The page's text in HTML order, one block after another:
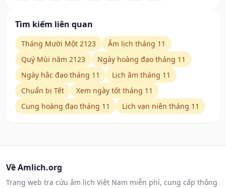
Tìm kiếm liên quan
Tháng Mười Một 2123
Âm lịch tháng 11
Quý Mùi năm 2123
Ngày hoàng đạo tháng 11
Ngày hắc đạo tháng 11
Lịch âm tháng 11
Chuẩn bị Tết
Xem ngày tốt tháng 11
Cung hoàng đạo tháng 11
Lịch vạn niên tháng 11
Về Amlich.org
Trang web tra cứu âm lịch Việt Nam miễn phí, cung cấp thông